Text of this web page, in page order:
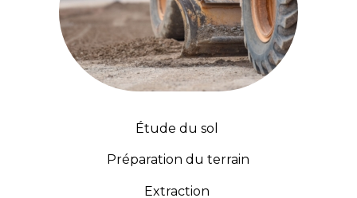
Étude du sol
Préparation du terrain
Extraction